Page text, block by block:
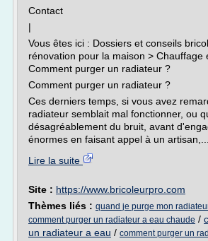
Contact
|
Vous êtes ici : Dossiers et conseils
rénovation pour la maison > Chauffage
Comment purger un radiateur ?
Comment purger un radiateur ?
Ces derniers temps, si vous avez
radiateur semblait mal fonctionner, ou
désagréablement du bruit, avant
énormes en faisant appel à un artisan,...
Lire la suite
Site : https://www.bricoleurpro.com
Thèmes liés : quand je purge mon
comment purger un radiateur a eau chaude /
un radiateur a eau / comment purger un